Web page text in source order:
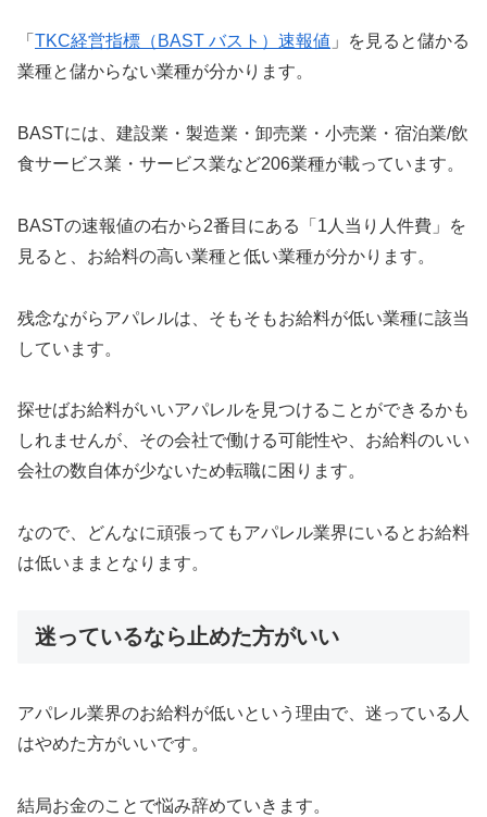
「 TKC経営指標（BAST バスト）速報値 」を見ると儲かる
業種と儲からない業種が分かります。
BASTには、建設業・製造業・卸売業・小売業・宿泊業/飲
食サービス業・サービス業など206業種が載っています。
BASTの速報値の右から2番目にある「1人当り人件費」を
見ると、お給料の高い業種と低い業種が分かります。
残念ながらアパレルは、そもそもお給料が低い業種に該当
しています。
探せばお給料がいいアパレルを見つけることができるかも
しれませんが、その会社で働ける可能性や、お給料のいい
会社の数自体が少ないため転職に困ります。
なので、どんなに頑張ってもアパレル業界にいるとお給料
は低いままとなります。
迷っているなら止めた方がいい
アパレル業界のお給料が低いという理由で、迷っている人
はやめた方がいいです。
結局お金のことで悩み辞めていきます。